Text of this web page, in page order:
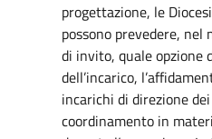
progettazione, le
possono prevedere, nel
di invito, quale opzione
dell’incarico,
incarichi di direzione
coordinamento in